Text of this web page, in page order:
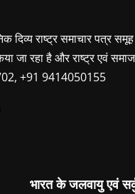
दिव्य राष्ट्र समाचार पत्र
रहा है और राष्ट्र एवं
+91 9414050155
भारत के जलवायु एवं